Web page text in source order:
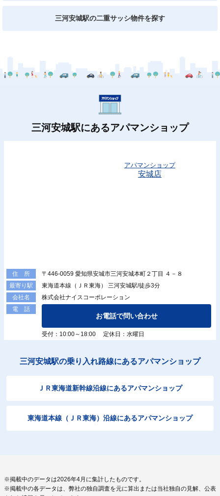
三河安城駅の二重サッシ物件を探す
三河安城駅にあるアパマンショップ
アパマンショップ
安城店
住 所
〒446-0059 愛知県安城市三河安城本町２丁目 ４－８
最寄り駅
東海道本線（ＪＲ東海） 三河安城駅/徒歩3分
会社名
株式会社ナイスコーポレーション
電 話
お電話で問い合わせ
受付：10:00～18:00 定休日：水曜日
三河安城駅の乗り入れ路線にあるアパマンショップ
ＪＲ東海道新幹線沿線にあるアパマンショップ
東海道本線（ＪＲ東海）沿線にあるアパマンショップ
※掲載中のデータは2026年4月に集計したものです。
※掲載中の各データは、弊社の独自調査を元に算出または当社独自の見解、公表